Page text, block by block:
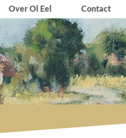
Over Ol Eel Contact